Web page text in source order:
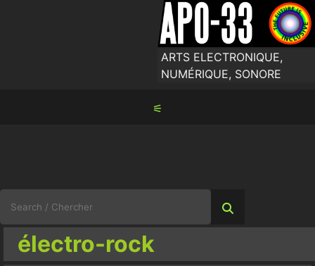
ARTS ELECTRONIQUE,
NUMÉRIQUE, SONORE
⚟
for:
électro-rock